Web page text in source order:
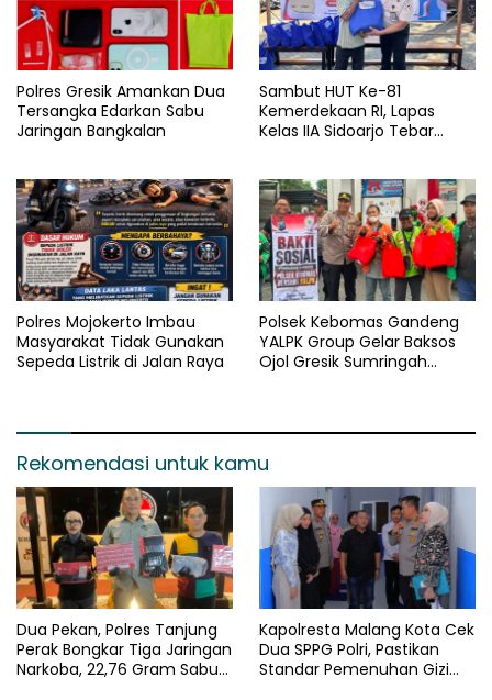
Polres Gresik Amankan Dua
Tersangka Edarkan Sabu
Jaringan Bangkalan
Sambut HUT Ke-81
Kemerdekaan RI, Lapas
Kelas IIA Sidoarjo Tebar
Paket Sembako
Polres Mojokerto Imbau
Masyarakat Tidak Gunakan
Sepeda Listrik di Jalan Raya
Polsek Kebomas Gandeng
YALPK Group Gelar Baksos
Ojol Gresik Sumringah
Rekomendasi untuk kamu
Dua Pekan, Polres Tanjung
Perak Bongkar Tiga Jaringan
Narkoba, 22,76 Gram Sabu
Kapolresta Malang Kota Cek
Dua SPPG Polri, Pastikan
Standar Pemenuhan Gizi